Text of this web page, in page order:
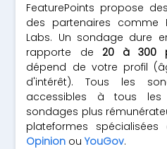
FeaturePoints propose
des partenaires comme
Labs. Un sondage dure
rapporte de 20 à 300
dépend de votre profil
d'intérêt). Tous les
accessibles à tous les
sondages plus
plateformes spécialisées
Opinion ouYouGov.